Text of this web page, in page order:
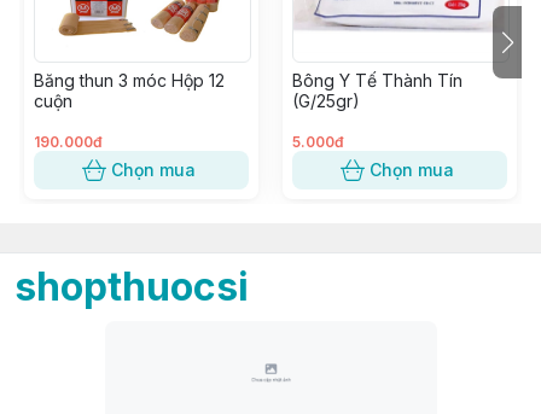
Băng thun 3 móc Hộp 12
cuộn
190.000đ
Chọn mua
Bông Y Tế Thành Tín
(G/25gr)
5.000đ
Chọn mua
shopthuocsi